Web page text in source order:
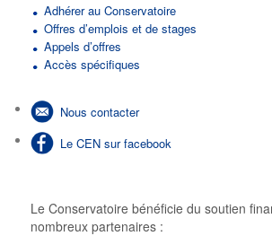
Adhérer au Conservatoire
Offres d’emplois et de stages
Appels d’offres
Accès spécifiques
Nous contacter
Le CEN sur facebook
Le Conservatoire bénéficie du soutien
nombreux partenaires :